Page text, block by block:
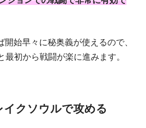
開始早々に秘奥義が使えるので、
最初から戦闘が楽に進みます。
イクソウルで攻める